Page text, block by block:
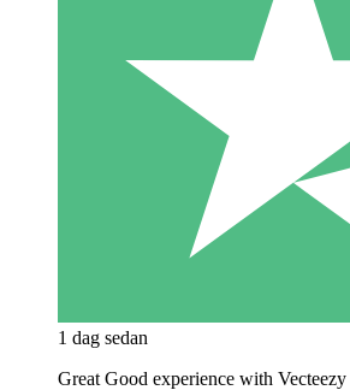
1 dag sedan
Great Good experience with